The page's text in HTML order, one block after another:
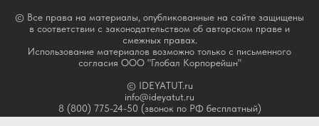
© Все права на материалы, опубликованные на сайте защищены
в соответствии с законодательством об авторском праве и
смежных правах.
Использование материалов возможно только с письменного
согласия ООО "Глобал Корпорейшн"
© IDEYATUT.ru
info@ideyatut.ru
8 (800) 775-24-50 (звонок по РФ бесплатный)